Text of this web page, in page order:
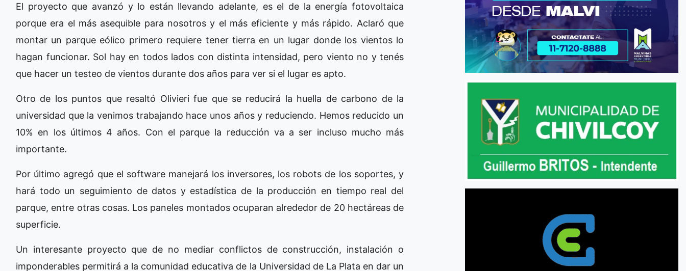
El proyecto que avanzó y lo están llevando adelante, es el de la energía fotovoltaica
porque era el más asequible para nosotros y el más eficiente y más rápido. Aclaró que
montar un parque eólico primero requiere tener tierra en un lugar donde los vientos lo
hagan funcionar. Sol hay en todos lados con distinta intensidad, pero viento no y tenés
que hacer un testeo de vientos durante dos años para ver si el lugar es apto.
Otro de los puntos que resaltó Olivieri fue que se reducirá la huella de carbono de la
universidad que la venimos trabajando hace unos años y reduciendo. Hemos reducido un
10% en los últimos 4 años. Con el parque la reducción va a ser incluso mucho más
importante.
Por último agregó que el software manejará los inversores, los robots de los soportes, y
hará todo un seguimiento de datos y estadística de la producción en tiempo real del
parque, entre otras cosas. Los paneles montados ocuparan alrededor de 20 hectáreas de
superficie.
Un interesante proyecto que de no mediar conflictos de construcción, instalación o
imponderables permitirá a la comunidad educativa de la Universidad de La Plata en dar un